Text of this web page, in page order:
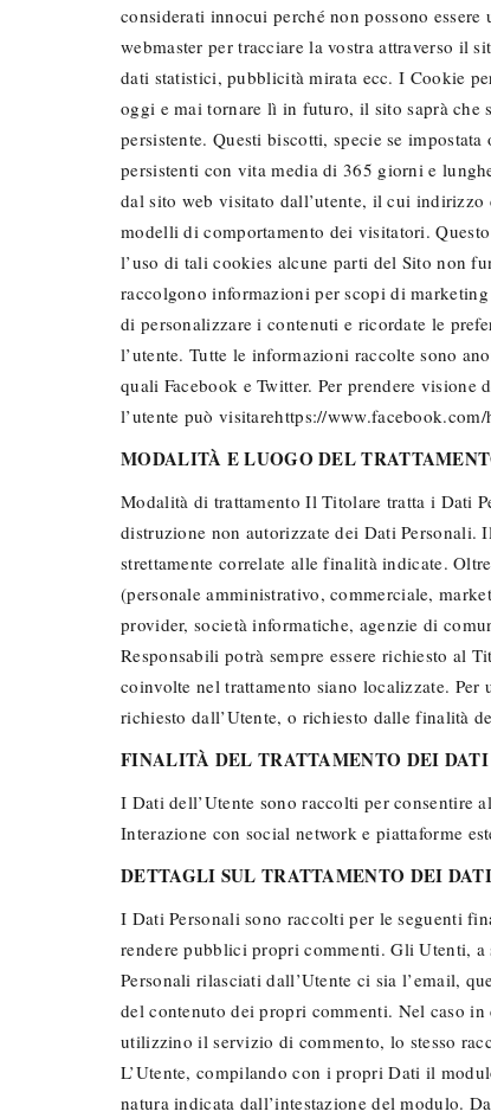
considerati innocui perché non possono
webmaster per tracciare la vostra attraverso il
dati statistici, pubblicità mirata ecc. I Cookie
oggi e mai tornare lì in futuro, il sito saprà che
persistente. Questi biscotti, specie se
persistenti con vita media di 365 giorni e
dal sito web visitato dall’utente, il cui
modelli di comportamento dei visitatori.
l’uso di tali cookies alcune parti del Sito non
raccolgono informazioni per scopi di
di personalizzare i contenuti e ricordate le
l’utente. Tutte le informazioni raccolte sono
quali Facebook e Twitter. Per prendere
l’utente può visitarehttps://
MODALITÀ E LUOGO DEL
Modalità di trattamento Il Titolare tratta i Dati
distruzione non autorizzate dei Dati Personali.
strettamente correlate alle finalità indicate.
(personale amministrativo, commerciale,
provider, società informatiche, agenzie di
Responsabili potrà sempre essere richiesto al
coinvolte nel trattamento siano localizzate.
richiesto dall’Utente, o richiesto dalle finalità
FINALITÀ DEL TRATTAMENTO DEI
I Dati dell’Utente sono raccolti per consentire
Interazione con social network e piattaforme
DETTAGLI SUL TRATTAMENTO DEI
I Dati Personali sono raccolti per le seguenti
rendere pubblici propri commenti. Gli Utenti, a
Personali rilasciati dall’Utente ci sia l’email,
del contenuto dei propri commenti. Nel caso
utilizzino il servizio di commento, lo stesso
L’Utente, compilando con i propri Dati il
natura indicata dall’intestazione del modulo.